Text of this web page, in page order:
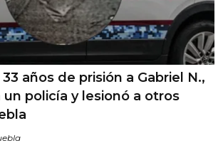
años de prisión a Gabriel N.,
policía y lesionó a otros